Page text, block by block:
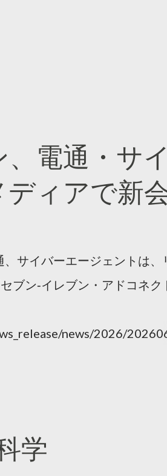
電通・サ
ィアで新
サイバーエージェントは、
ブン‐イレブン・アドコネク
news/2026/
学